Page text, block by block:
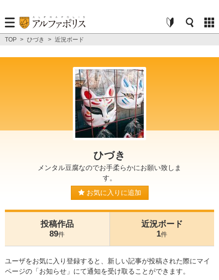
TOP > ひづき > 近況ボード
ひづき
メンタル豆腐なのでお手柔らかにお願い致しま
す。
お気に入りに追加
投稿作品
89件
近況ボード
1件
ユーザをお気に入り登録すると、新しい記事が投稿された際にマイ
ページの「お知らせ」にて通知を受け取ることができます。